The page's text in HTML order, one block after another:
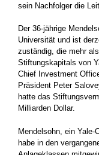
sein Nachfolger die
Der 36-jährige
Universität und ist
zuständig, die mehr
Stiftungskapitals von
Chief Investment
Präsident Peter
hatte das
Milliarden Dollar.
Mendelsohn, ein Yale-
habe in den